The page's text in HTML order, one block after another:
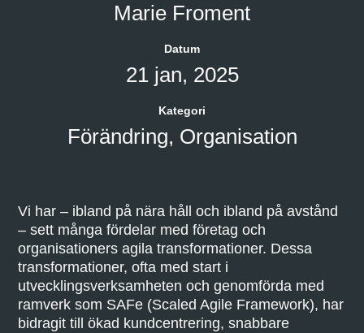
Marie Froment
Datum
21 jan, 2025
Kategori
Förändring, Organisation
Vi har – ibland på nära håll och ibland på avstånd
– sett många fördelar med företag och
organisationers agila transformationer. Dessa
transformationer, ofta med start i
utvecklingsverksamheten och genomförda med
ramverk som SAFe (Scaled Agile Framework), har
bidragit till ökad kundcentrering, snabbare